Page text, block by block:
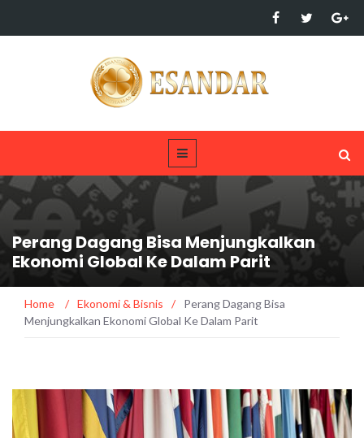
Perang Dagang Bisa Menjungkalkan
Ekonomi Global Ke Dalam Parit
Home / Ekonomi & Bisnis /
Perang Dagang Bisa
Menjungkalkan Ekonomi Global Ke Dalam Parit